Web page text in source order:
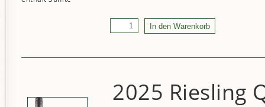
2025 Riesling